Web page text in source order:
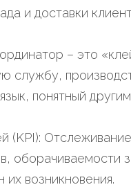
и доставки
– это
службу,
понятный
(KPI):
оборачиваемости
их возникновения.